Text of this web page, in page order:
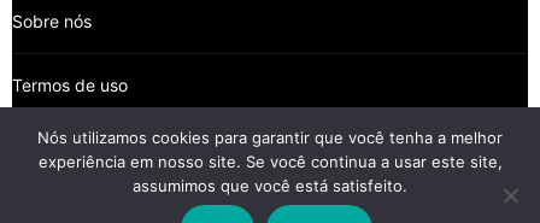
Sobre nós
Termos de uso
Wikkiz © 2026 Newsreach.
Nós utilizamos cookies para garantir que você tenha a melhor
experiência em nosso site. Se você continua a usar este site,
assumimos que você está satisfeito.